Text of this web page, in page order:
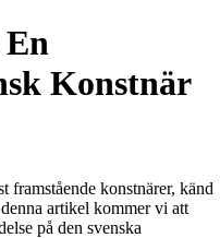
Konstnär
framstående konstnärer, känd
artikel kommer vi att
på den svenska